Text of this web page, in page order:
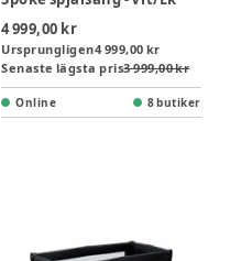
4 999,00 kr
Ursprungligen4 999,00 kr
Senaste lägsta pris3 999,00 kr
Online 8 butiker